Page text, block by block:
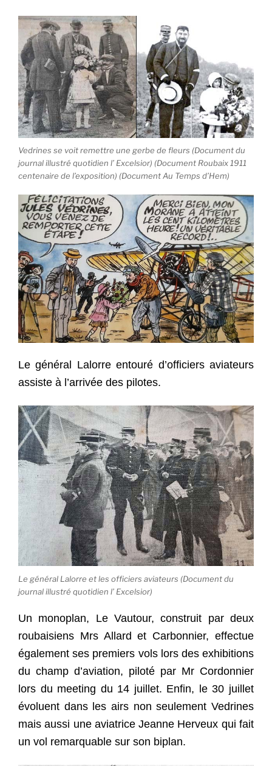
Vedrines se voit remettre une gerbe de fleurs (Document du
journal illustré quotidien l’ Excelsior) (Document Roubaix 1911
centenaire de l’exposition) (Document Au Temps d’Hem)
Le général Lalorre entouré d’officiers aviateurs
assiste à l’arrivée des pilotes.
Le général Lalorre et les officiers aviateurs (Document du
journal illustré quotidien l’ Excelsior)
Un monoplan, Le Vautour, construit par deux
roubaisiens Mrs Allard et Carbonnier, effectue
également ses premiers vols lors des exhibitions
du champ d’aviation, piloté par Mr Cordonnier
lors du meeting du 14 juillet. Enfin, le 30 juillet
évoluent dans les airs non seulement Vedrines
mais aussi une aviatrice Jeanne Herveux qui fait
un vol remarquable sur son biplan.